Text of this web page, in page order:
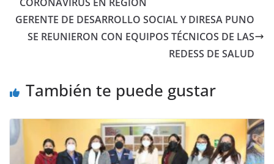
GERENTE DE DESARROLLO SOCIAL Y DIRESA PUNO
SE REUNIERON CON EQUIPOS TÉCNICOS DE LAS
REDESS DE SALUD
También te puede gustar